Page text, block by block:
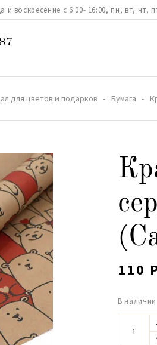
воскресение с 6:00- 16:00, пн, вт, чт,
для цветов и подарков Бумага
110
В наличии